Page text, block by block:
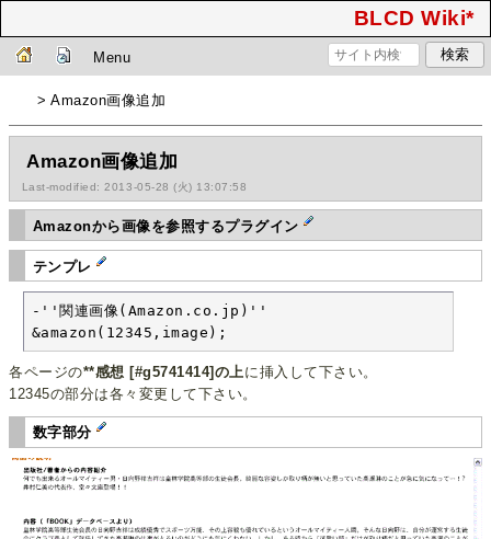
BLCD Wiki*
Menu
> Amazon画像追加
Amazon画像追加
Last-modified: 2013-05-28 (火) 13:07:58
Amazonから画像を参照するプラグイン
テンプレ
-''関連画像(Amazon.co.jp)''
&amazon(12345,image);
各ページの**感想 [#g5741414]の上に挿入して下さい。
12345の部分は各々変更して下さい。
数字部分